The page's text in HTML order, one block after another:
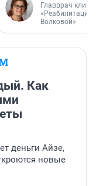
Главврач
«Реабилитация
Волковой»
Как
деньги Айзе,
новые